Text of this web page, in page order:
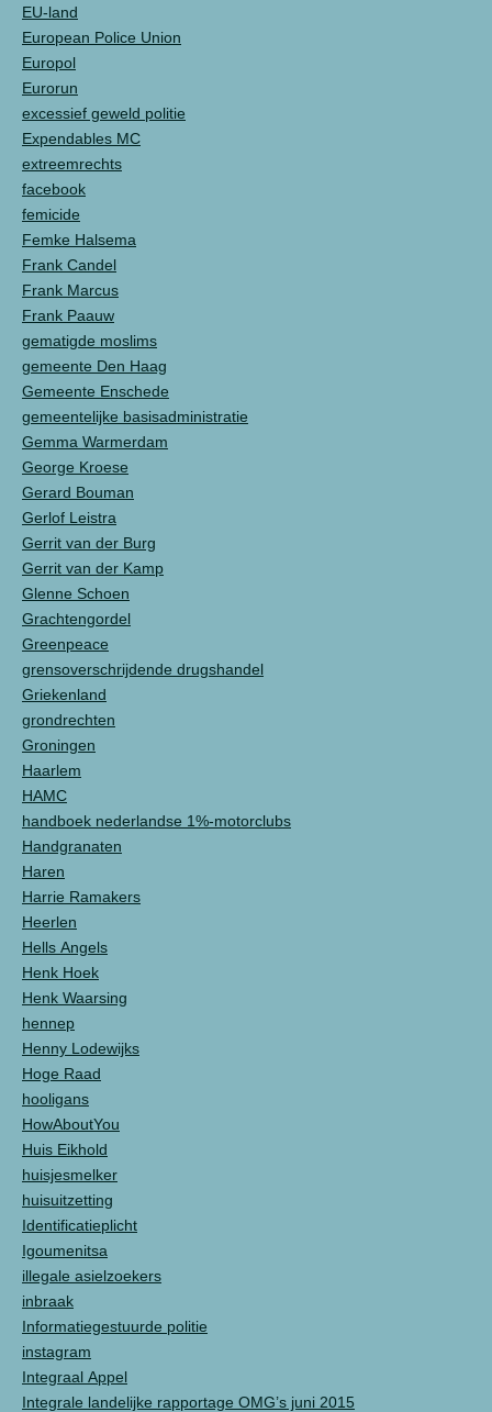
EU-land
European Police Union
Europol
Eurorun
excessief geweld politie
Expendables MC
extreemrechts
facebook
femicide
Femke Halsema
Frank Candel
Frank Marcus
Frank Paauw
gematigde moslims
gemeente Den Haag
Gemeente Enschede
gemeentelijke basisadministratie
Gemma Warmerdam
George Kroese
Gerard Bouman
Gerlof Leistra
Gerrit van der Burg
Gerrit van der Kamp
Glenne Schoen
Grachtengordel
Greenpeace
grensoverschrijdende drugshandel
Griekenland
grondrechten
Groningen
Haarlem
HAMC
handboek nederlandse 1%-motorclubs
Handgranaten
Haren
Harrie Ramakers
Heerlen
Hells Angels
Henk Hoek
Henk Waarsing
hennep
Henny Lodewijks
Hoge Raad
hooligans
HowAboutYou
Huis Eikhold
huisjesmelker
huisuitzetting
Identificatieplicht
Igoumenitsa
illegale asielzoekers
inbraak
Informatiegestuurde politie
instagram
Integraal Appel
Integrale landelijke rapportage OMG’s juni 2015